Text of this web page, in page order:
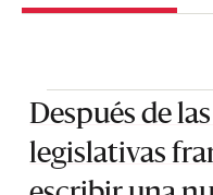
Después de
legislativas